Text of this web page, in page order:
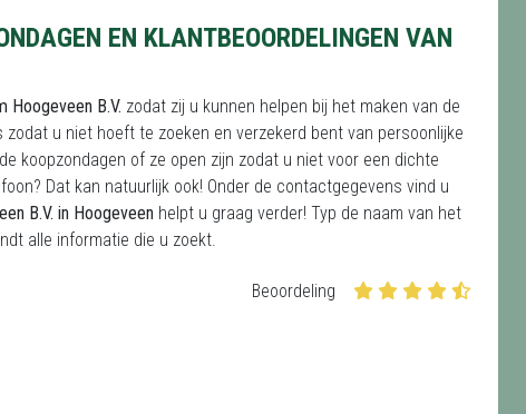
EN KLANTBEOORDELINGEN VAN
Hoogeveen B.V. zodat zij u kunnen helpen bij het maken van de
u niet hoeft te zoeken en verzekerd bent van persoonlijke
koopzondagen of ze open zijn zodat u niet voor een dichte
Dat kan natuurlijk ook! Onder de contactgegevens vind u
B.V. in Hoogeveen helpt u graag verder! Typ de naam van het
alle informatie die u zoekt.
Beoordeling